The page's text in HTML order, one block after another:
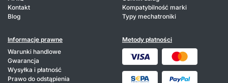
Kontakt
Blog
Kompatybilność marki
Typy mechatroniki
Informacje prawne
Warunki handlowe
Gwarancja
Wysyłka i płatność
Prawo do odstąpienia
Metody płatności